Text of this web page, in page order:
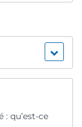
qu’est-ce